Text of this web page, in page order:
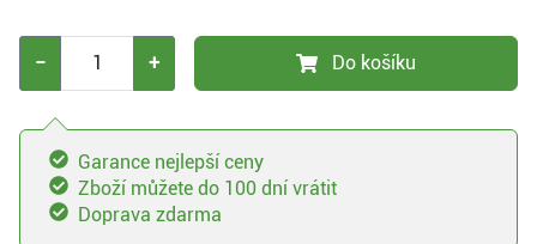
− + Do košíku
Garance nejlepší ceny
Zboží můžete do 100 dní vrátit
Doprava zdarma